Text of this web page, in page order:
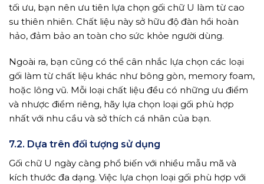
tối ưu, bạn nên ưu tiên lựa chọn gối chữ U làm từ cao
su thiên nhiên. Chất liệu này sở hữu độ đàn hồi hoàn
hảo, đảm bảo an toàn cho sức khỏe người dùng.
Ngoài ra, bạn cũng có thể cân nhắc lựa chọn các loại
gối làm từ chất liệu khác như bông gòn, memory foam,
hoặc lông vũ. Mỗi loại chất liệu đều có những ưu điểm
và nhược điểm riêng, hãy lựa chọn loại gối phù hợp
nhất với nhu cầu và sở thích cá nhân của bạn.
7.2. Dựa trên đối tượng sử dụng
Gối chữ U ngày càng phổ biến với nhiều mẫu mã và
kích thước đa dạng. Việc lựa chọn loại gối phù hợp với